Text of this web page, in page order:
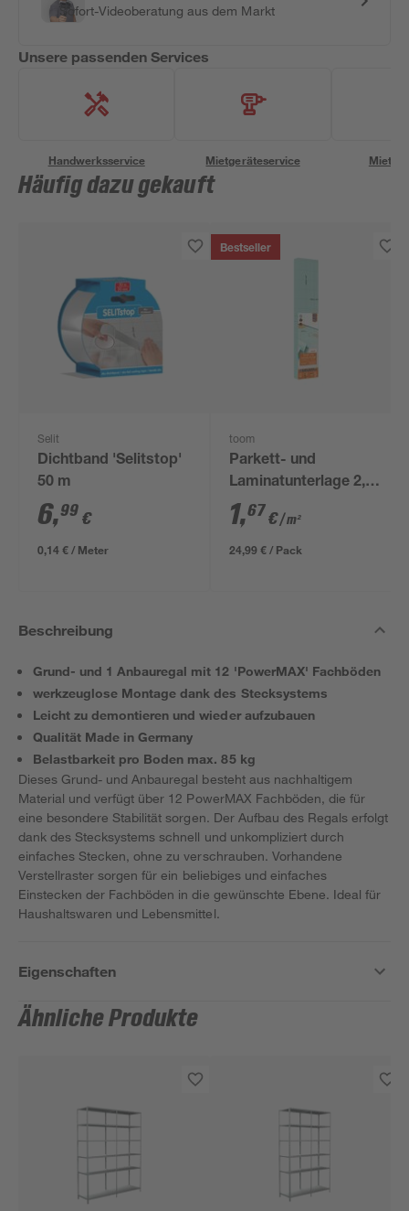
Sofort-Videoberatung aus dem Markt
Unsere passenden Services
Handwerksservice Mietgeräteservice
Häufig dazu gekauft
Selit
Dichtband 'Selitstop'
50 m
6,99 €
0,14 € / Meter
Bestseller
toom
Parkett- und
Laminatunterlage 2,2
mm x 1,25 x 12 m
1,67€/ m²
24,99 € / Pack
Beschreibung
Grund- und 1 Anbauregal mit 12 'PowerMAX' Fachböden
werkzeuglose Montage dank des Stecksystems
Leicht zu demontieren und wieder aufzubauen
Qualität Made in Germany
Belastbarkeit pro Boden max. 85 kg
Dieses Grund- und Anbauregal besteht aus nachhaltigem
Material und verfügt über 12 PowerMAX Fachböden, die für
eine besondere Stabilität sorgen. Der Aufbau des Regals erfolgt
dank des Stecksystems schnell und unkompliziert durch
einfaches Stecken, ohne zu verschrauben. Vorhandene
Verstellraster sorgen für ein beliebiges und einfaches
Einstecken der Fachböden in die gewünschte Ebene. Ideal für
Haushaltswaren und Lebensmittel.
Eigenschaften
Ähnliche Produkte